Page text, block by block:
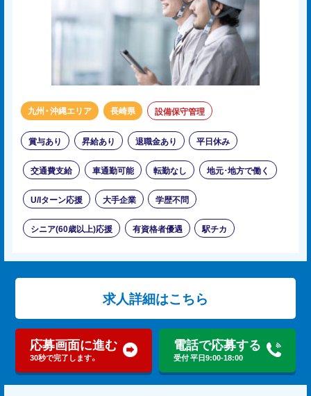
九州・沖縄エリア 長崎県 設備保守管理
賞与あり 昇給あり 退職金あり 平日休み
交通費支給 車通勤可能 転勤なし 地元･地方で働く
U/Iターン応援 大手企業 学歴不問
シニア(60歳以上)応援 有資格者優遇 駅チカ
求人詳細はこちら
応募画面に進む
30秒で完了します。
電話で応募する
受付 平日9:00-18:00